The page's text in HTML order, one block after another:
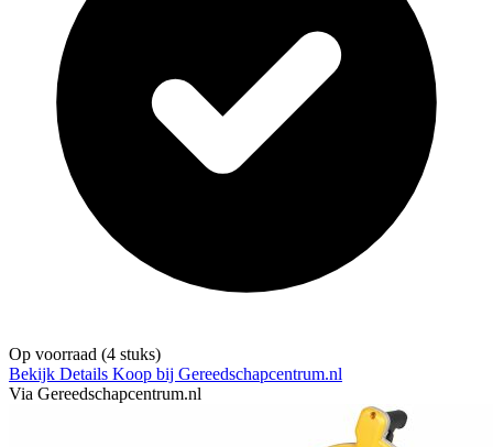
Op voorraad (4 stuks)
Bekijk Details Koop bij Gereedschapcentrum.nl
Via Gereedschapcentrum.nl